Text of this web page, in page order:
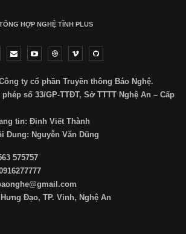
HỢP NGHỆ TĨNH PLUS
ty cổ phần Truyền thông Báo Nghệ.
số 33/GP-TTĐT, Sở TTTT Nghệ An – Cấp
tin: Đinh Viết Thành
Dung: Nguyễn Văn Dũng
575757
Đạo, TP. Vinh, Nghệ An